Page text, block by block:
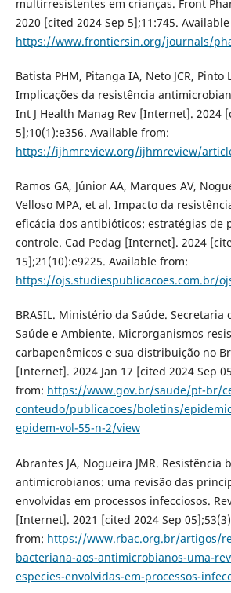
multirresistentes em crianças. Front
2020 [cited 2024 Sep 5];11:745.
https://www.frontiersin.org/journals/
Batista PHM, Pitanga IA, Neto JCR, Pinto
Implicações da resistência
Int J Health Manag Rev [Internet]. 2024
5];10(1):e356. Available from:
https://ijhmreview.org/ijhmreview/
Ramos GA, Júnior AA, Marques AV,
Velloso MPA, et al. Impacto da
eficácia dos antibióticos: estratégias de
controle. Cad Pedag [Internet]. 2024
15];21(10):e9225. Available from:
https://ojs.studiespublicacoes.com.br/
BRASIL. Ministério da Saúde. Secretaria
Saúde e Ambiente. Microrganismos
carbapenêmicos e sua distribuição no
[Internet]. 2024 Jan 17 [cited 2024 Sep
from: https://www.gov.br/saude/pt-br/
conteudo/publicacoes/boletins/
epidem-vol-55-n-2/view
Abrantes JA, Nogueira JMR. Resistência
antimicrobianos: uma revisão das
envolvidas em processos infecciosos.
[Internet]. 2021 [cited 2024 Sep
from: https://www.rbac.org.br/artigos/
bacteriana-aos-antimicrobianos-uma-
especies-envolvidas-em-processos-